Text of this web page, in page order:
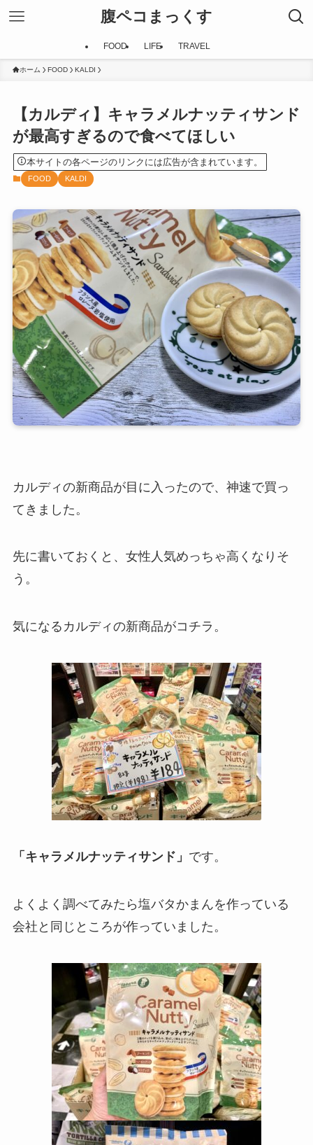
腹ペコまっくす
FOOD LIFE TRAVEL
ホーム FOOD KALDI
【カルディ】キャラメルナッティサンド
が最高すぎるので食べてほしい
本サイトの各ページのリンクには広告が含まれています。
FOOD KALDI
カルディの新商品が目に入ったので、神速で買っ
てきました。
先に書いておくと、女性人気めっちゃ高くなりそ
う。
気になるカルディの新商品がコチラ。
「キャラメルナッティサンド」 です。
よくよく調べてみたら塩バタかまんを作っている
会社と同じところが作っていました。